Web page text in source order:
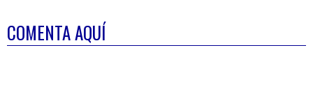
COMENTA AQUÍ